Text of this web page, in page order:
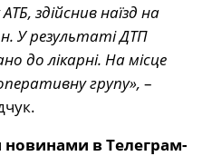
здійснив наїзд на
У результаті ДТП
до лікарні. На місце
групу», –
в Телеграм-